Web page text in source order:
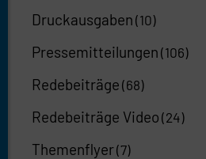
Druckausgaben (10)
Pressemitteilungen (106)
Redebeiträge (68)
Redebeiträge Video (24)
Themenflyer(7)